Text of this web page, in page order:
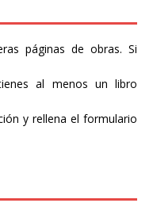
páginas de obras. Si
al menos un libro
y rellena el formulario